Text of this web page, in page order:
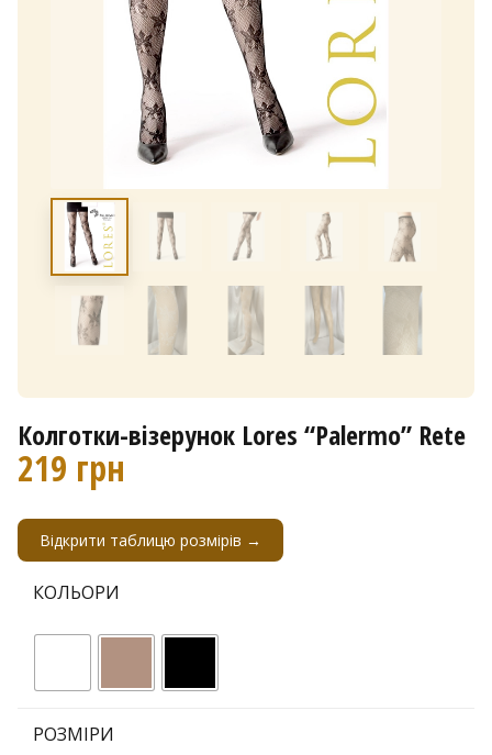
Колготки-візерунок Lores “Palermo” Rete
219 грн
Відкрити таблицю розмірів →
КОЛЬОРИ
РОЗМІРИ